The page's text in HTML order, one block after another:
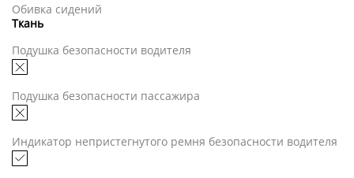
Обивка сидений
Ткань
Подушка безопасности водителя
Подушка безопасности пассажира
Индикатор непристегнутого ремня безопасности водителя